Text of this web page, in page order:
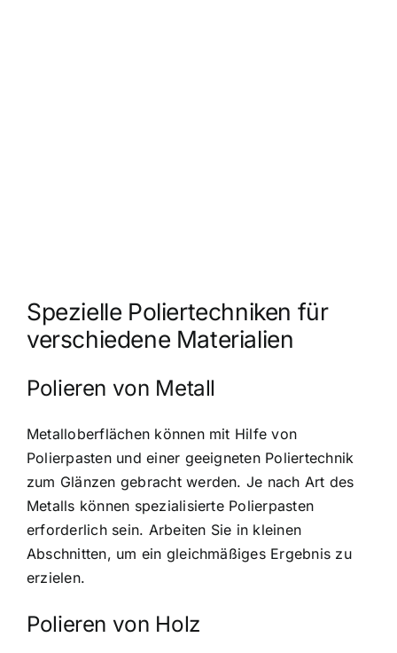
Spezielle Poliertechniken für
verschiedene Materialien
Polieren von Metall
Metalloberflächen können mit Hilfe von
Polierpasten und einer geeigneten Poliertechnik
zum Glänzen gebracht werden. Je nach Art des
Metalls können spezialisierte Polierpasten
erforderlich sein. Arbeiten Sie in kleinen
Abschnitten, um ein gleichmäßiges Ergebnis zu
erzielen.
Polieren von Holz